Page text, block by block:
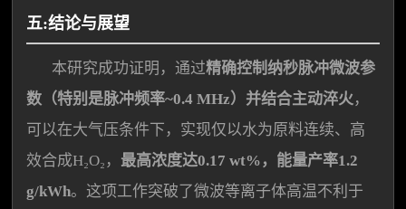
五:结论与展望
本研究成功证明，通过精确控制纳秒脉冲微波参
数（特别是脉冲频率~0.4 MHz）并结合主动淬火，
可以在大气压条件下，实现仅以水为原料连续、高
效合成H₂O₂， 最高浓度达0.17 wt%，能量产率1.2
g/kWh。这项工作突破了微波等离子体高温不利于